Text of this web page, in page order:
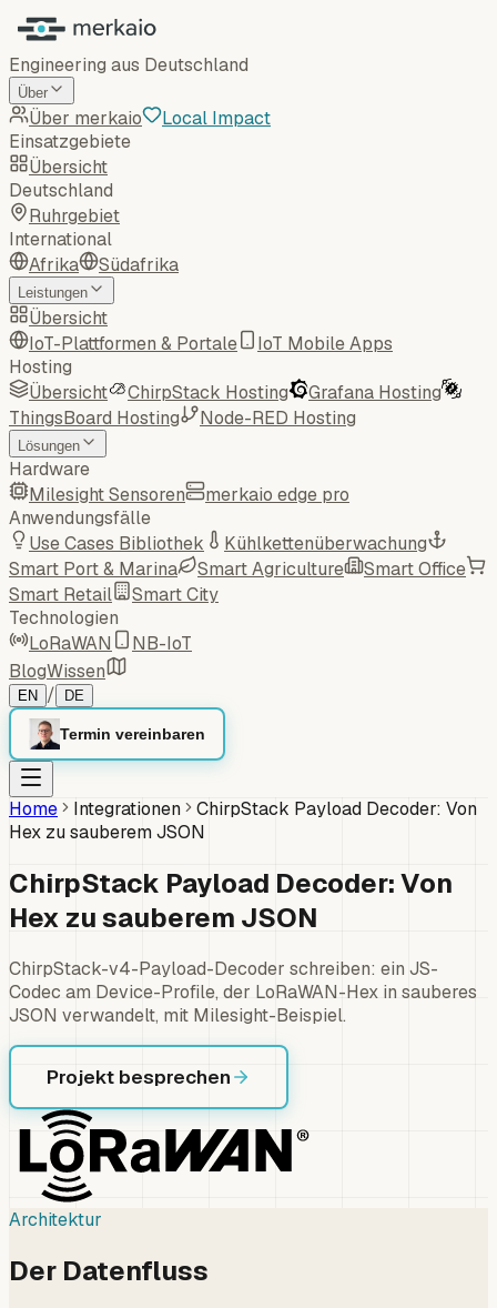
Engineering aus Deutschland
Über
Über merkaio
Local Impact
Einsatzgebiete
Übersicht
Deutschland
Ruhrgebiet
International
Afrika
Südafrika
Leistungen
Übersicht
IoT-Plattformen & Portale
IoT Mobile Apps
Hosting
Übersicht
ChirpStack Hosting
Grafana Hosting
ThingsBoard Hosting
Node-RED Hosting
Lösungen
Hardware
Milesight Sensoren
merkaio edge pro
Anwendungsfälle
Use Cases Bibliothek
Kühlkettenüberwachung
Smart Port & Marina
Smart Agriculture
Smart Office
Smart Retail
Smart City
Technologien
LoRaWAN
NB-IoT
BlogWissen
EN / DE
Termin vereinbaren
Home Integrationen
ChirpStack Payload Decoder: Von
Hex zu sauberem JSON
ChirpStack Payload Decoder: Von
Hex zu sauberem JSON
ChirpStack-v4-Payload-Decoder schreiben: ein JS-
Codec am Device-Profile, der LoRaWAN-Hex in sauberes
JSON verwandelt, mit Milesight-Beispiel.
Projekt besprechen
Architektur
Der Datenfluss